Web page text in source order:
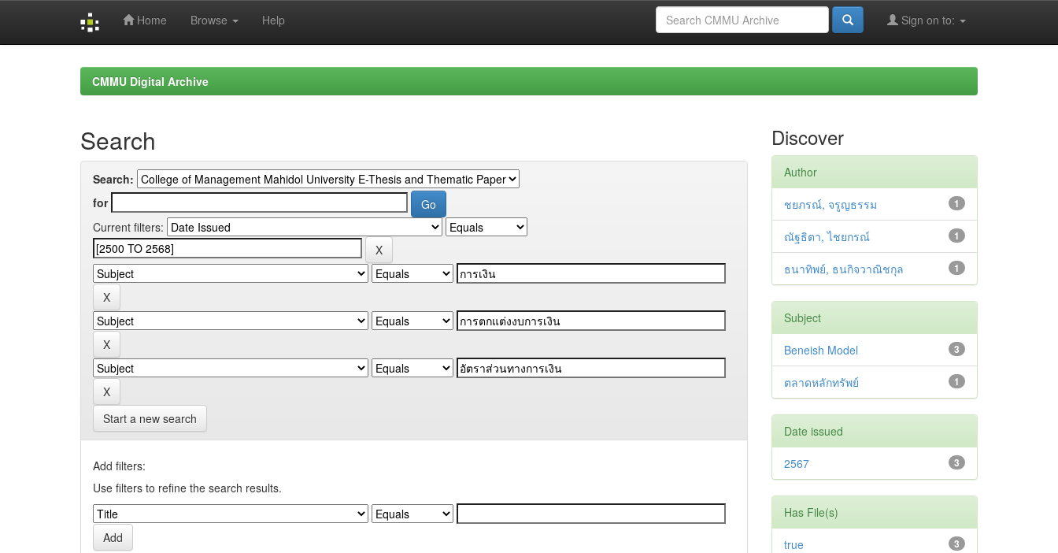
Home Browse Help Sign on to:
CMMU Digital Archive
Search
Search:
for
Current filters:
Start a new search
Add filters:
Use filters to refine the search results.
Discover
Author
1
ชยภรณ์, จรูญธรรม
1
ณัฐธิตา, ไชยกรณ์
1
ธนาทิพย์, ธนกิจวาณิชกุล
Subject
3
Beneish Model
1
ตลาดหลักทรัพย์
Date issued
3
2567
Has File(s)
3
true